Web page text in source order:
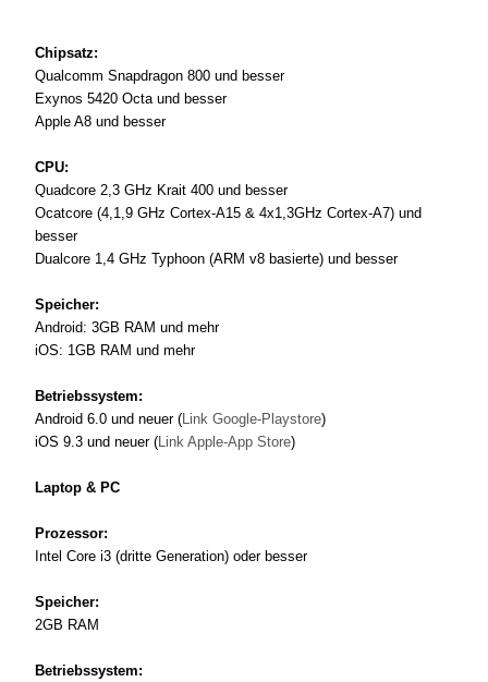
Chipsatz:
Qualcomm Snapdragon 800 und besser
Exynos 5420 Octa und besser
Apple A8 und besser
CPU:
Quadcore 2,3 GHz Krait 400 und besser
Ocatcore (4,1,9 GHz Cortex-A15 & 4x1,3GHz Cortex-A7) und
besser
Dualcore 1,4 GHz Typhoon (ARM v8 basierte) und besser
Speicher:
Android: 3GB RAM und mehr
iOS: 1GB RAM und mehr
Betriebssystem:
Android 6.0 und neuer (Link Google-Playstore)
iOS 9.3 und neuer (Link Apple-App Store)
Laptop & PC
Prozessor:
Intel Core i3 (dritte Generation) oder besser
Speicher:
2GB RAM
Betriebssystem: